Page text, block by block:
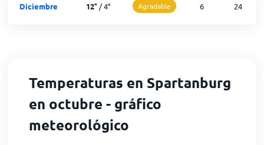
Diciembre 12°/4° Agradable 6 24
Temperaturas en Spartanburg
en octubre - gráfico
meteorológico